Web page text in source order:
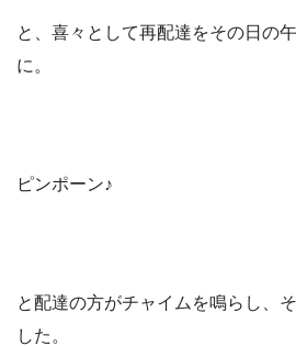
と、喜々として再配達をその日の
に。
ピンポーン♪
と配達の方がチャイムを鳴らし、
した。